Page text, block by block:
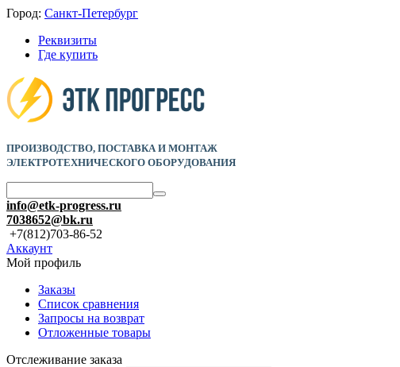
Город: Санкт-Петербург
Реквизиты
Где купить
ПРОИЗВОДСТВО, ПОСТАВКА И МОНТАЖ
ЭЛЕКТРОТЕХНИЧЕСКОГО ОБОРУДОВАНИЯ
info@etk-progress.ru
7038652@bk.ru
+7(812)703-86-52
Аккаунт
Мой профиль
Заказы
Список сравнения
Запросы на возврат
Отложенные товары
Отслеживание заказа